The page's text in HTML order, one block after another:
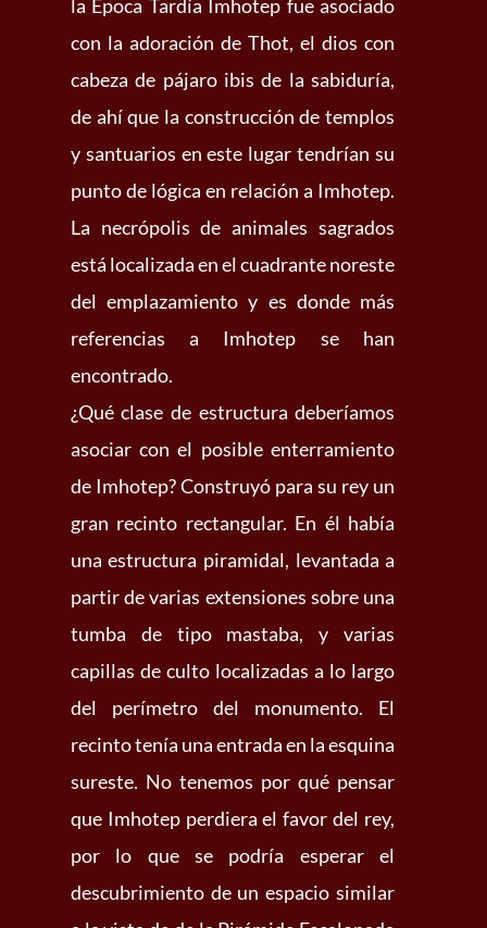
la Época Tardía Imhotep fue asociado
con la adoración de Thot, el dios con
cabeza de pájaro ibis de la sabiduría,
de ahí que la construcción de templos
y santuarios en este lugar tendrían su
punto de lógica en relación a Imhotep.
La necrópolis de animales sagrados
está localizada en el cuadrante noreste
del emplazamiento y es donde más
referencias a Imhotep se han
encontrado.
¿Qué clase de estructura deberíamos
asociar con el posible enterramiento
de Imhotep? Construyó para su rey un
gran recinto rectangular. En él había
una estructura piramidal, levantada a
partir de varias extensiones sobre una
tumba de tipo mastaba, y varias
capillas de culto localizadas a lo largo
del perímetro del monumento. El
recinto tenía una entrada en la esquina
sureste. No tenemos por qué pensar
que Imhotep perdiera el favor del rey,
por lo que se podría esperar el
descubrimiento de un espacio similar